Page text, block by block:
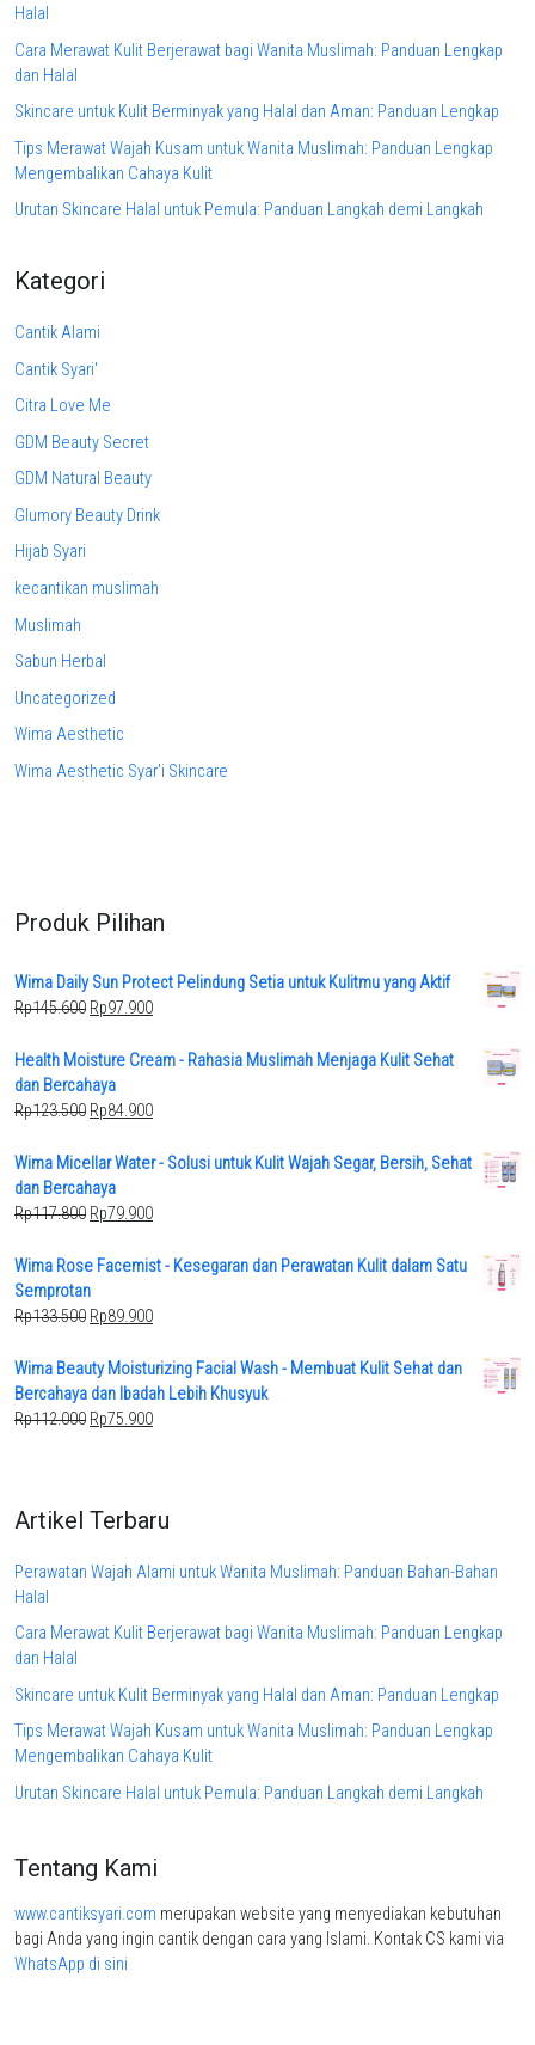
Halal
Cara Merawat Kulit Berjerawat bagi Wanita Muslimah: Panduan Lengkap
dan Halal
Skincare untuk Kulit Berminyak yang Halal dan Aman: Panduan Lengkap
Tips Merawat Wajah Kusam untuk Wanita Muslimah: Panduan Lengkap
Mengembalikan Cahaya Kulit
Urutan Skincare Halal untuk Pemula: Panduan Langkah demi Langkah
Kategori
Cantik Alami
Cantik Syari'
Citra Love Me
GDM Beauty Secret
GDM Natural Beauty
Glumory Beauty Drink
Hijab Syari
kecantikan muslimah
Muslimah
Sabun Herbal
Uncategorized
Wima Aesthetic
Wima Aesthetic Syar'i Skincare
Produk Pilihan
Wima Daily Sun Protect Pelindung Setia untuk Kulitmu yang Aktif
Rp145.600 Original
was:
Rp145.600.
Rp97.900Current
is:
Health Moisture Cream - Rahasia Muslimah Menjaga Kulit Sehat
dan Bercahaya
Rp123.500 Original
was:
Rp123.500.
Rp84.900Current
is:
Wima Micellar Water - Solusi untuk Kulit Wajah Segar, Bersih, Sehat
dan Bercahaya
Rp117.800 Original
was:
Rp117.800.
Rp79.900Current
is:
Wima Rose Facemist - Kesegaran dan Perawatan Kulit dalam Satu
Semprotan
Rp133.500 Original
was:
Rp133.500.
Rp89.900Current
is:
Rp89.900.
Wima Beauty Moisturizing Facial Wash - Membuat Kulit Sehat dan
Bercahaya dan Ibadah Lebih Khusyuk
Rp112.000 Original
Rp75.900Current
Artikel Terbaru
Perawatan Wajah Alami untuk Wanita Muslimah: Panduan Bahan-Bahan
Halal
Cara Merawat Kulit Berjerawat bagi Wanita Muslimah: Panduan Lengkap
dan Halal
Skincare untuk Kulit Berminyak yang Halal dan Aman: Panduan Lengkap
Tips Merawat Wajah Kusam untuk Wanita Muslimah: Panduan Lengkap
Mengembalikan Cahaya Kulit
Urutan Skincare Halal untuk Pemula: Panduan Langkah demi Langkah
Tentang Kami
www.cantiksyari.com merupakan website yang menyediakan kebutuhan
bagi Anda yang ingin cantik dengan cara yang Islami. Kontak CS kami via
WhatsApp di sini